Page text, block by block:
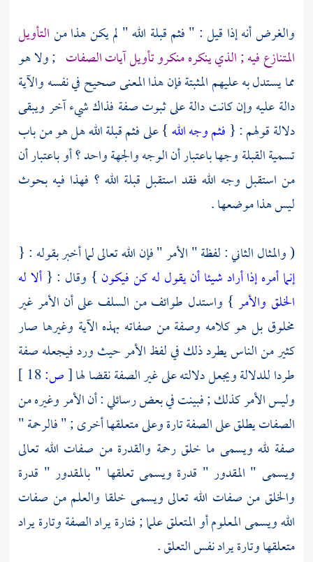
والغرض أنه إذا قيل : " فثم قبلة الله " لم يكن هذا منالتأويل
المتنازع فيه ; الذي ينكره منكرو تأويل آيات الصفات ; ولا هو
مما يستدل به عليهم المثبتة فإن هذا المعنى صحيح في نفسه والآية
دالة عليه وإن كانت دالة على ثبوت صفة فذاك شيء آخر ويبقى
دلالة قولهم : { فثم وجه الله} على فثم قبلة الله هل هو من باب
تسمية القبلة وجها باعتبار أن الوجه والجهة واحد ؟ أو باعتبار أن
من استقبل وجه الله فقد استقبل قبلة الله ؟ فهذا فيه بحوث
ليس هذا موضعها .
( والمثال الثاني : لفظة " الأمر " فإن الله تعالى لما أخبر بقوله : {
إنما أمره إذا أراد شيئا أن يقول له كن فيكون } وقال : {ألا له
الخلق والأمر } واستدل طوائف منالسلف على أن الأمر غير
مخلوق بل هو كلامه وصفة من صفاته بهذه الآية وغيرها صار
كثير من الناس يطرد ذلك في لفظ الأمر حيث ورد فيجعله صفة
طردا للدلالة ويجعل دلالته على غير الصفة نقضا لها[ص:
وليس الأمر كذلك ; فبينت في بعض رسائلي : أن الأمر وغيره من
الصفات يطلق على الصفة تارة وعلى متعلقها أخرى ; " فالرحمة "
صفة لله ويسمى ما خلق رحمة والقدرة من صفات الله تعالى
ويسمى " المقدور " قدرة ويسمى تعلقها " بالمقدور " قدرة
والخلق من صفات الله تعالى ويسمى خلقا والعلم من صفات
الله ويسمى المعلوم أو المتعلق علما ; فتارة يراد الصفة وتارة يراد
متعلقها وتارة يراد نفس التعلق .